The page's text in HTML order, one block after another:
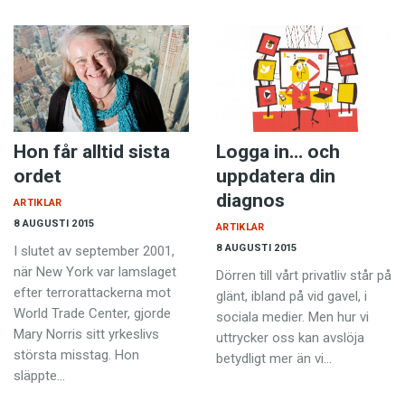
Hon får alltid sista
ordet
8 AUGUSTI 2015
ARTIKLAR
I slutet av september 2001,
när New York var lamslaget
efter terrorattackerna mot
World Trade Center, gjorde
Mary Norris sitt yrkeslivs
största misstag. Hon
släppte…
Logga in… och
uppdatera din
diagnos
8 AUGUSTI 2015
ARTIKLAR
Dörren till vårt privatliv står på
glänt, ibland på vid gavel, i
sociala medier. Men hur vi
uttrycker oss kan avslöja
betydligt mer än vi…